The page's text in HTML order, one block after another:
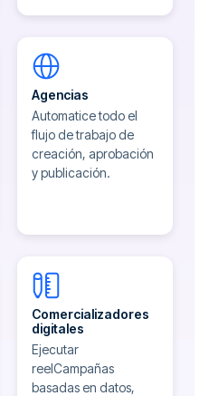
Agencias
Automatice todo el
flujo de trabajo de
creación, aprobación
y publicación.
Comercializadores
digitales
Ejecutar
reelCampañas
basadas en datos,